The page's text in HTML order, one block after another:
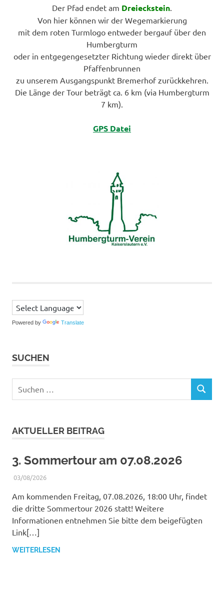
Der Pfad endet am Dreieckstein.
Von hier können wir der Wegemarkierung
mit dem roten Turmlogo entweder bergauf über den
Humbergturm
oder in entgegengesetzter Richtung wieder direkt über
Pfaffenbrunnen
zu unserem Ausgangspunkt Bremerhof zurückkehren.
Die Länge der Tour beträgt ca. 6 km (via Humbergturm
7 km).
GPS Datei
Powered by Translate
SUCHEN
nach:
SUCHEN
AKTUELLER BEITRAG
3. Sommertour am 07.08.2026
03/08/2026WERNER
BERICHTE
Am kommenden Freitag, 07.08.2026, 18:00 Uhr, findet
die dritte Sommertour 2026 statt! Weitere
Informationen entnehmen Sie bitte dem beigefügten
Link[…]
WEITERLESEN